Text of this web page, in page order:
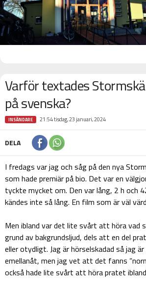
Varför textades
på svenska?
INSÄNDARE 21:54 tisdag, 23 januari, 2024
DELA
I fredags var jag och såg på den nya
som hade premiär på bio. Det var en
tyckte mycket om. Den var lång, 2 h och
kändes inte så lång. En film som är väl
Men ibland var det lite svårt att höra vad
grund av bakgrundsljud, dels att en del
eller otydligt. Jag är hörselskadad så jag
emellanåt, men jag vet att det fanns
också hade lite svårt att höra pratet